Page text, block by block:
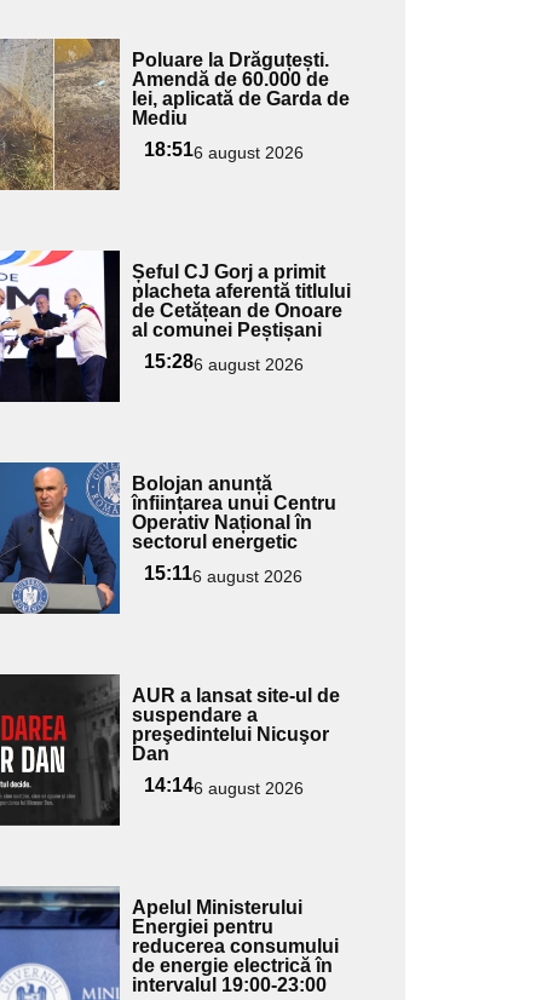
textul
Poluare la Drăguțești.
Amendă de 60.000 de
lei, aplicată de Garda de
Mediu
18:516 august 2026
textul
Șeful CJ Gorj a primit
placheta aferentă titlului
de Cetățean de Onoare
al comunei Peștișani
15:286 august 2026
textul
Bolojan anunță
înființarea unui Centru
Operativ Național în
sectorul energetic
15:116 august 2026
textul
AUR a lansat site-ul de
suspendare a
preşedintelui Nicuşor
Dan
14:146 august 2026
textul
Apelul Ministerului
Energiei pentru
reducerea consumului
de energie electrică în
intervalul 19:00-23:00